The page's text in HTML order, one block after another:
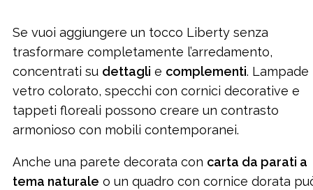
Se vuoi aggiungere un tocco Liberty senza
trasformare completamente l’arredamento,
concentrati su dettagli e complementi. Lampade
vetro colorato, specchi con cornici decorative e
tappeti floreali possono creare un contrasto
armonioso con mobili contemporanei.
Anche una parete decorata con carta da parati a
tema naturale o un quadro con cornice dorata